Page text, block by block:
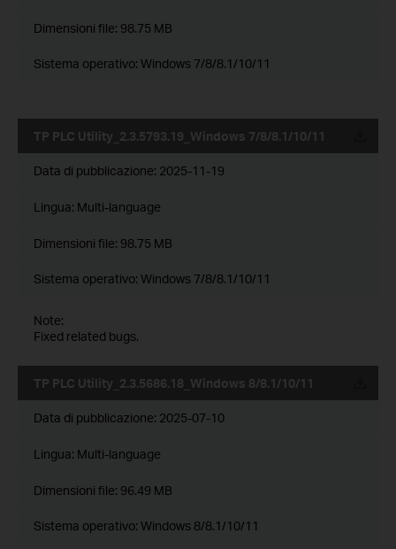
Dimensioni file: 98.75 MB
Sistema operativo: Windows 7/8/8.1/10/11
TP PLC Utility_2.3.5793.19_Windows 7/8/8.1/10/11
Data di pubblicazione: 2025-11-19
Lingua: Multi-language
Dimensioni file: 98.75 MB
Sistema operativo: Windows 7/8/8.1/10/11
Note:
Fixed related bugs.
TP PLC Utility_2.3.5686.18_Windows 8/8.1/10/11
Data di pubblicazione: 2025-07-10
Lingua: Multi-language
Dimensioni file: 96.49 MB
Sistema operativo: Windows 8/8.1/10/11